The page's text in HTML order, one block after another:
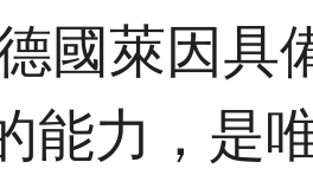
國萊因具
能力，是